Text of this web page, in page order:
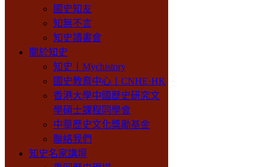
國史知友
知無不言
知史讀書會
關於知史
知史丨Mychistory
國史教育中心丨CNHE·HK
香港大學中國歷史研究文
學碩士課程同學會
中華歷史文化獎勵基金
聯絡我們
知史名家講壇